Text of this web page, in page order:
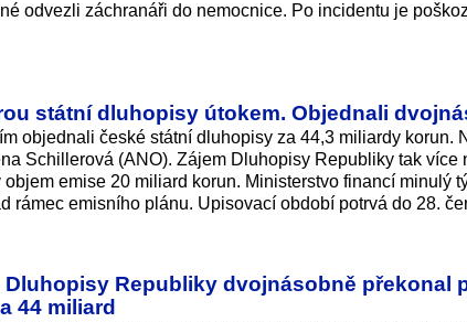
odvezli záchranáři do nemocnice. Po incidentu je
státní dluhopisy útokem. Objednali
objednali české státní dluhopisy za 44,3 miliardy korun.
Schillerová (ANO). Zájem Dluhopisy Republiky tak
objem emise 20 miliard korun. Ministerstvo financí minulý
rámec emisního plánu. Upisovací období potrvá do 28.
Dluhopisy Republiky dvojnásobně překonal
44 miliard